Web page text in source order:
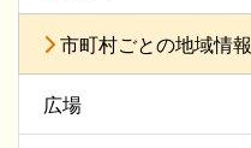
市町村ごとの地域情報
広場